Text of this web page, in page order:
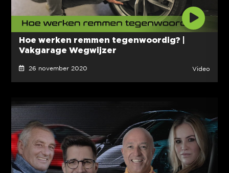
Hoe werken remmen tegenwoordig? |
Vakgarage Wegwijzer
26 november 2020 Video